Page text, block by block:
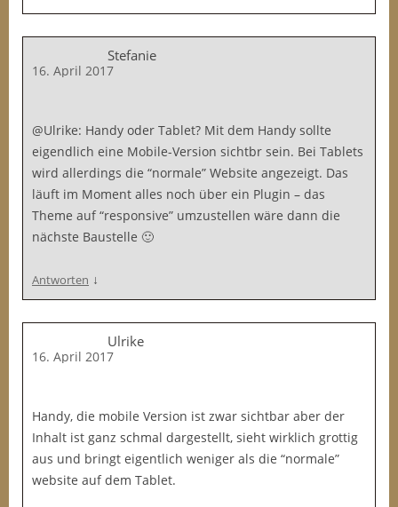
Stefanie
16. April 2017
@Ulrike: Handy oder Tablet? Mit dem Handy sollte
eigendlich eine Mobile-Version sichtbr sein. Bei Tablets
wird allerdings die “normale” Website angezeigt. Das
läuft im Moment alles noch über ein Plugin – das
Theme auf “responsive” umzustellen wäre dann die
nächste Baustelle 🙂
Antworten ↓
Ulrike
16. April 2017
Handy, die mobile Version ist zwar sichtbar aber der
Inhalt ist ganz schmal dargestellt, sieht wirklich grottig
aus und bringt eigentlich weniger als die “normale”
website auf dem Tablet.